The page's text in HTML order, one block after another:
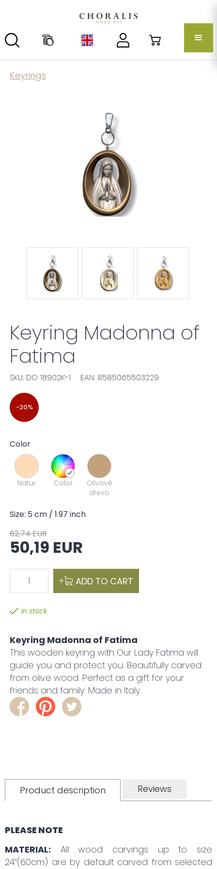
Keyrings
Keyring Madonna of
Fatima
SKU: DO 18902K-1 EAN: 8585065503229
-20%
Color
Natur Color
Olivové
drevo
Size: 5 cm / 1.97 inch
62,74 EUR
50,19 EUR
1 ADD TO CART
In stock
Keyring Madonna of Fatima
This wooden keyring with Our Lady Fatima will
guide you and protect you. Beautifully carved
from olive wood. Perfect as a gift for your
friends and family. Made in Italy.
Product description Reviews
PLEASE NOTE
MATERIAL: All wood carvings up to size
24“(60cm) are by default carved from selected